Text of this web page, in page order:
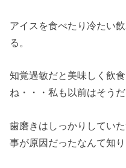
アイスを食べたり冷たい
る。
知覚過敏だと美味しく飲
ね・・・私も以前はそう
歯磨きはしっかりしてい
事が原因だったなんて知り